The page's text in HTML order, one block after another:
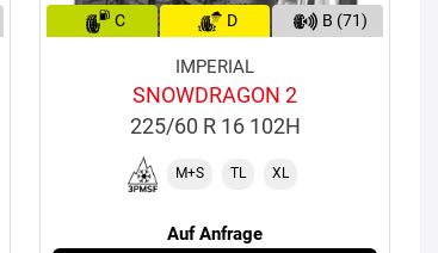
C D B (71)
IMPERIAL
SNOWDRAGON 2
225/60 R 16 102H
M+S TL XL
Auf Anfrage